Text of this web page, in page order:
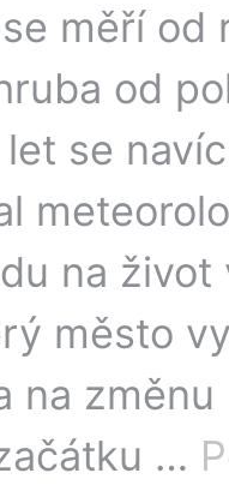
měří
od
se
na
město
na
…